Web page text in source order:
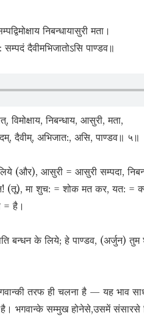
निबन्धायासुरी मता।
दैवी‍मभिजातोऽसि पाण्डव॥
विमोक्षाय, निबन्धाय, आसुरी, मता,
दैवीम्, अभिजात:, असि, पाण्डव॥ ५॥
लिये (और), आसुरी = आसुरी सम्पदा,
(तू), मा शुच: = शोक मत कर, यत: =
= है।
बन्धन के लिये; हे पाण्डव, (अर्जुन)
तरफ ही चलना है — यह भाव
है। भगवान्के सम्मुख होनेसे,उसमें